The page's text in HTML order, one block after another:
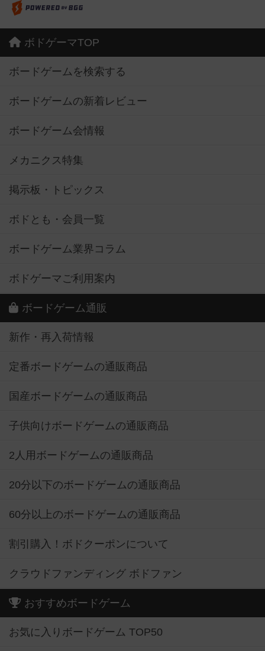
ボドゲーマTOP
ボードゲームを検索する
ボードゲームの新着レビュー
ボードゲーム会情報
メカニクス特集
掲示板・トピックス
ボドとも・会員一覧
ボードゲーム業界コラム
ボドゲーマご利用案内
ボードゲーム通販
新作・再入荷情報
定番ボードゲームの通販商品
国産ボードゲームの通販商品
子供向けボードゲームの通販商品
2人用ボードゲームの通販商品
20分以下のボードゲームの通販商品
60分以上のボードゲームの通販商品
割引購入！ボドクーポンについて
クラウドファンディング ボドファン
おすすめボードゲーム
お気に入りボードゲーム TOP50